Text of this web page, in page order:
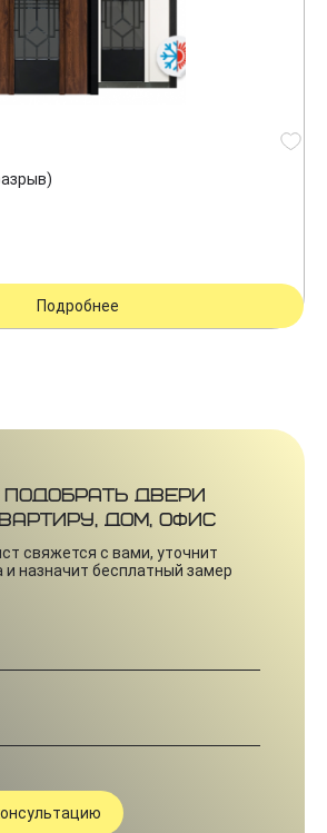
Подробнее
двери
дом, офис
свяжется с вами, уточнит
и назначит бесплатный замер